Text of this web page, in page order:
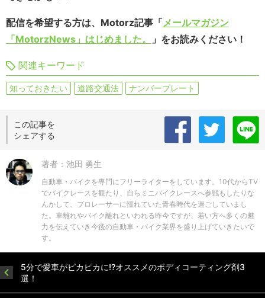
配信を希望する方は、Motorz記事「 メールマガジン
「MotorzNews」はじめました。
」をお読みください！
関連キーワード
知っておきたい 道路交通法 ナンバープレート
この記事を
シェアする
著者：池田 勇生
自動車・バイクを専門にフリーライターをしています。10代からTV
でバイクレースを観たり、自らミニバイクレースへ参戦もしたりな
んかして、プロレーサーに憧れていた青春時代を過ごしていまし
た。車離れやバイク離れといわれる昨今ですが、若い方へ多くの魅
力を伝えていき今後の自動車・バイク業界を盛り上げていきたいで
す。
5分で愛車がピカピカに!?オススメのボディコーティング剤3
選！